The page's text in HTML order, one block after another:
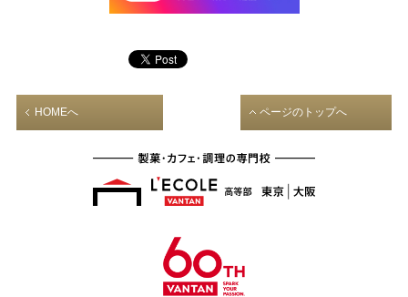
HOMEへ ページのトップへ